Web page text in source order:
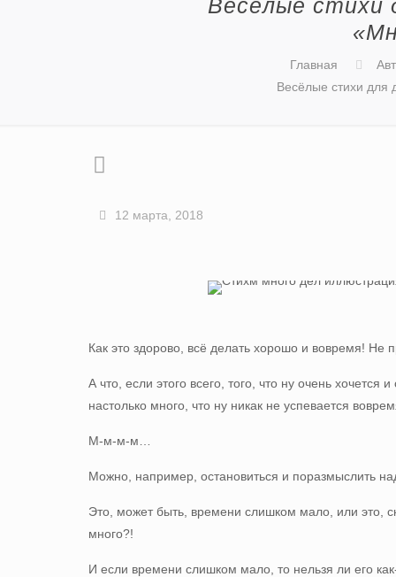
Весёлые стихи
Главная
Весёлые стихи для
12 марта, 2018
Как это здорово, всё делать хорошо и вовремя! Не
А что, если этого всего, того, что ну очень хочется
настолько много, что ну никак не успевается
М-м-м-м…
Можно, например, остановиться и поразмыслить
Это, может быть, времени слишком мало, или это,
много?!
И если времени слишком мало, то нельзя ли его